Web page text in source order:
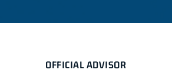
OFFICIAL ADVISOR